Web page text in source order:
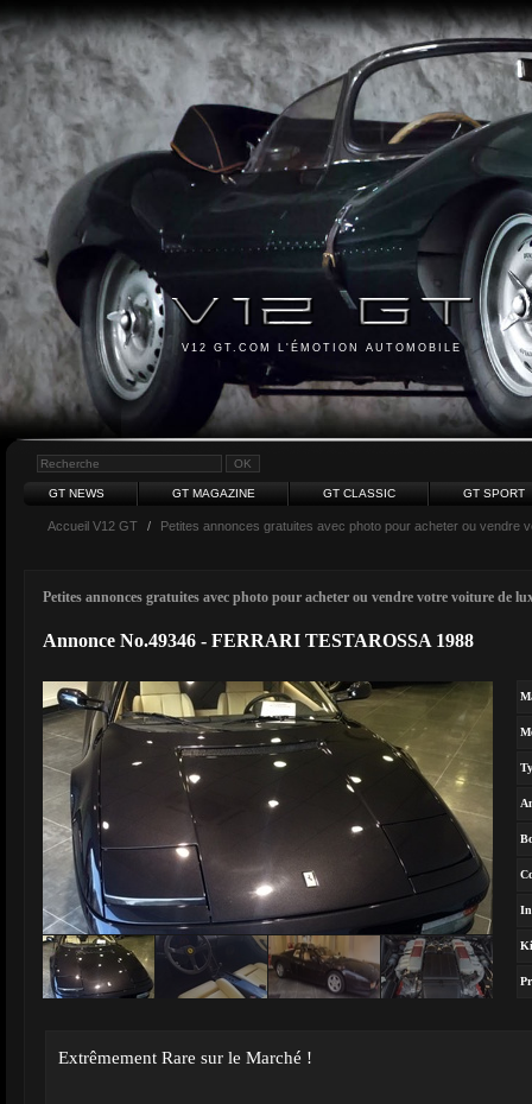
V12 GT.COM L'ÉMOTION AUTOMOBILE
GT NEWS GT MAGAZINE GT CLASSIC GT SPORT
Accueil V12 GT / Petites annonces gratuites avec photo pour acheter ou vendre
Petites annonces gratuites avec photo pour acheter ou vendre votre voiture de
Annonce No.49346 - FERRARI TESTAROSSA 1988
Extrêmement Rare sur le Marché !